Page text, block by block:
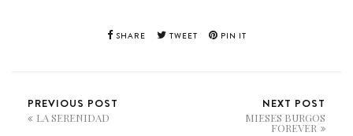
SHARE TWEET PIN IT
PREVIOUS POST
LA SERENIDAD
NEXT POST
MIESES BURGOS
FOREVER